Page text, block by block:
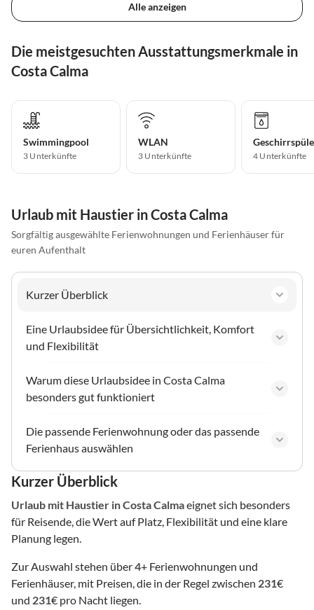
Alle anzeigen
Die meistgesuchten Ausstattungsmerkmale in
Costa Calma
Swimmingpool
3 Unterkünfte
WLAN
3 Unterkünfte 4 Unterkünfte
Urlaub mit Haustier in Costa Calma
Sorgfältig ausgewählte Ferienwohnungen und Ferienhäuser für
euren Aufenthalt
Kurzer Überblick
Eine Urlaubsidee für Übersichtlichkeit, Komfort
und Flexibilität
Warum diese Urlaubsidee in Costa Calma
besonders gut funktioniert
Die passende Ferienwohnung oder das passende
Ferienhaus auswählen
Kurzer Überblick
Urlaub mit Haustier in Costa Calmaeignet sich besonders
für Reisende, die Wert auf Platz, Flexibilität und eine klare
Planung legen.
Zur Auswahl stehen über4+ Ferienwohnungen und
Ferienhäuser, mit Preisen, die in der Regel zwischen 231€
und 231€ pro Nacht liegen.